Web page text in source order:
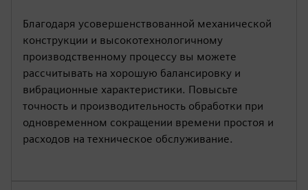
Благодаря усовершенствованной механической
конструкции и высокотехнологичному
производственному процессу вы можете
рассчитывать на хорошую балансировку и
вибрационные характеристики. Повысьте
точность и производительность обработки при
одновременном сокращении времени простоя и
расходов на техническое обслуживание.